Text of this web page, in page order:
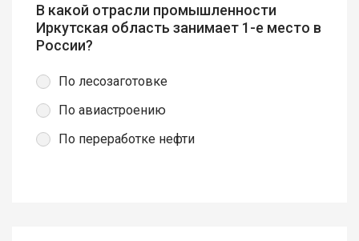
В какой отрасли промышленности
Иркутская область занимает 1-е место в
России?
По лесозаготовке
По авиастроению
По переработке нефти